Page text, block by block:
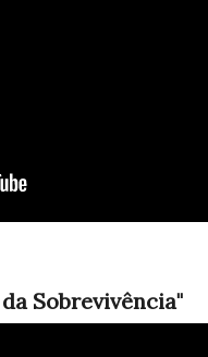
Sobrevivência"